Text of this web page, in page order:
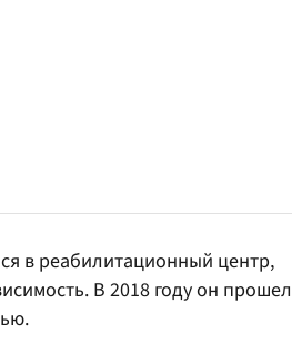
в реабилитационный центр,
В 2018 году он прошел